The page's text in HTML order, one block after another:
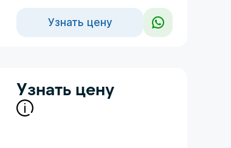
Узнать цену
Узнать цену